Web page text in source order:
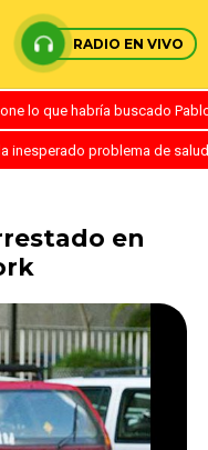
RADIO EN VIVO
lo que habría buscado
inesperado problema de
en